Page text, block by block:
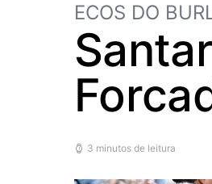
ECOS DO
3 minutos de leitura